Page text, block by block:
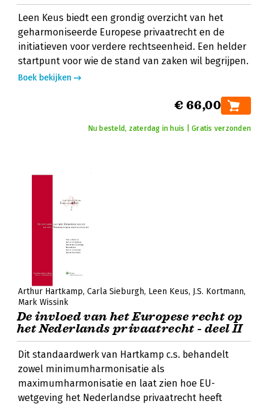
Leen Keus biedt een grondig overzicht van het
geharmoniseerde Europese privaatrecht en de
initiatieven voor verdere rechtseenheid. Een helder
startpunt voor wie de stand van zaken wil begrijpen.
Boek bekijken
€ 66,00
Nu besteld, zaterdag in huis | Gratis verzonden
Arthur Hartkamp Carla Sieburgh Leen Keus J.S. Kortmann
Mark Wissink
De invloed van het Europese recht op
het Nederlands privaatrecht - deel II
Dit standaardwerk van Hartkamp c.s. behandelt
zowel minimumharmonisatie als
maximumharmonisatie en laat zien hoe EU-
wetgeving het Nederlandse privaatrecht heeft